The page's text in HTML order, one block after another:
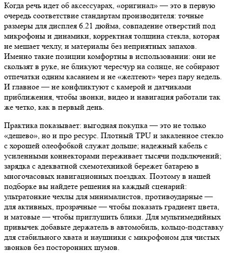
Когда речь идет об аксессуарах, «оригинал» — это в первую
очередь соответствие стандартам производителя: точные
размеры для дисплея 6.21 дюйма, совпадение отверстий под
микрофоны и динамики, корректная толщина стекла, которая
не мешает чехлу, и материалы без неприятных запахов.
Именно такие позиции комфортны в использовании: они не
скользят в руке, не бликуют чересчур на солнце, не собирают
отпечатки одним касанием и не «желтеют» через пару недель.
И главное — не конфликтуют с камерой и датчиками
приближения, чтобы звонки, видео и навигация работали так
же четко, как в первый день.
Практика показывает: выгодная покупка — это не только
«дешево», но и про ресурс. Плотный TPU и закаленное стекло
с хорошей олеофобкой служат дольше; надежный кабель с
усиленными коннекторами переживает тысячи подключений;
зарядка с адекватной схемотехникой бережет батарею в
многочасовых навигационных поездках. Поэтому в нашей
подборке вы найдете решения на каждый сценарий:
ультратонкие чехлы для минималистов, противоударные —
для активных, прозрачные — чтобы показать градиент цвета,
и матовые — чтобы приглушить блики. Для мультимедийных
привычек добавьте держатель в автомобиль, кольцо-подставку
для стабильного хвата и наушники с микрофоном для чистых
звонков без посторонних шумов.